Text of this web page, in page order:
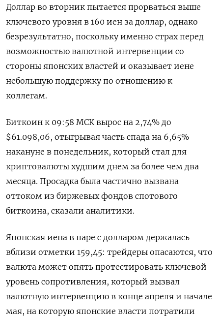
Доллар во вторник пытается прорваться выше
ключевого уровня в 160 иен за доллар, однако
безрезультатно, поскольку именно страх перед
возможностью валютной интервенции со
стороны японских властей и оказывает иене
небольшую поддержку по отношению к
коллегам.
Биткоин к 09:58 МСК вырос на 2,74% до
$61.098,06, отыгрывая часть спада на 6,65%
накануне в понедельник, который стал для
криптовалюты худшим днем за более чем два
месяца. Просадка была частично вызвана
оттоком из биржевых фондов спотового
биткоина, сказали аналитики.
Японская иена в паре с долларом держалась
вблизи отметки 159,45: трейдеры опасаются, что
валюта может опять протестировать ключевой
уровень сопротивления, который вызвал
валютную интервенцию в конце апреля и начале
мая, на которую японские власти потратили